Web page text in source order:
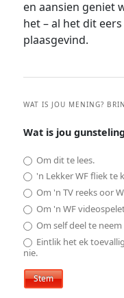
en aansien geniet
het – al het dit
plaasgevind.
WAT IS JOU MENING?
Wat is jou
Om dit te lees.
'n Lekker WF fliek te
Om 'n TV reeks oor
Om 'n WF
Om self deel te
Eintlik het ek
nie.